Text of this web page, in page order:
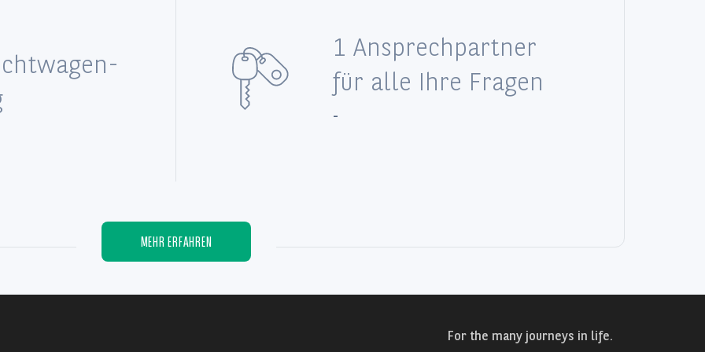
1 Ansprechpartner
für alle Ihre Fragen
-
MEHR ERFAHREN
For the many journeys in life.